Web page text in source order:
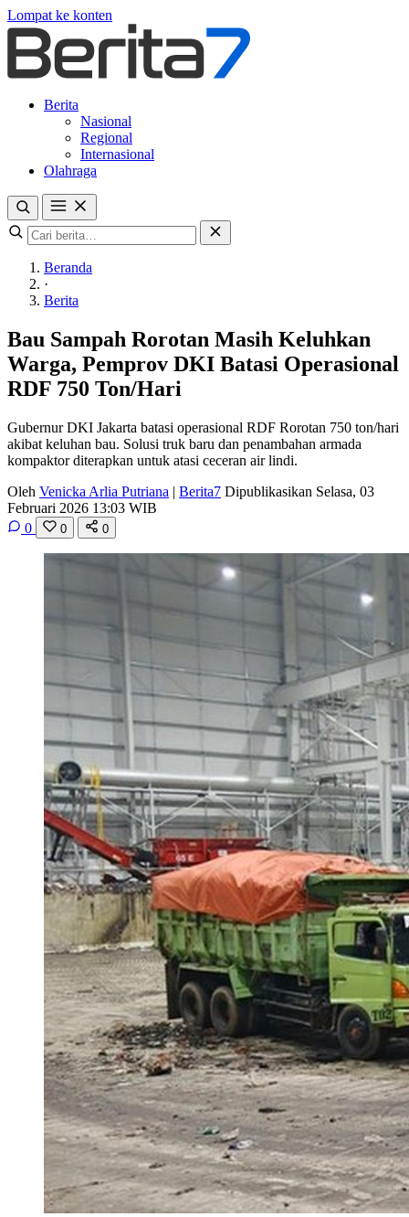
Lompat ke konten
Berita
Nasional
Regional
Internasional
Olahraga
Beranda
·
Berita
Bau Sampah Rorotan Masih Keluhkan
Warga, Pemprov DKI Batasi Operasional
RDF 750 Ton/Hari
Gubernur DKI Jakarta batasi operasional RDF Rorotan 750 ton/hari
akibat keluhan bau. Solusi truk baru dan penambahan armada
kompaktor diterapkan untuk atasi ceceran air lindi.
Oleh Venicka Arlia Putriana | Berita7 Dipublikasikan Selasa, 03
Februari 2026 13:03 WIB
0
0 0